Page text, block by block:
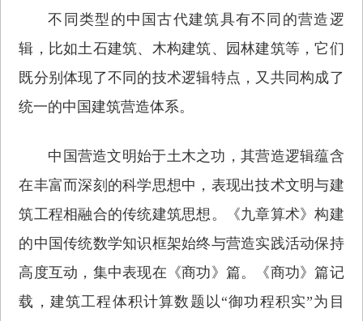
不同类型的中国古代建筑具有不同的营造逻
辑，比如土石建筑、木构建筑、园林建筑等，它们
既分别体现了不同的技术逻辑特点，又共同构成了
统一的中国建筑营造体系。
中国营造文明始于土木之功，其营造逻辑蕴含
在丰富而深刻的科学思想中，表现出技术文明与建
筑工程相融合的传统建筑思想。《九章算术》构建
的中国传统数学知识框架始终与营造实践活动保持
高度互动，集中表现在《商功》篇。《商功》篇记
载，建筑工程体积计算数题以“御功程积实”为目